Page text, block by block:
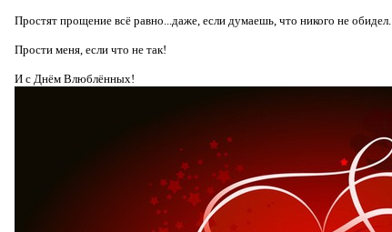
Простят прощение всё равно...даже, если думаешь, что никого не обидел.
Прости меня, если что не так!
И с Днём Влюблённых!